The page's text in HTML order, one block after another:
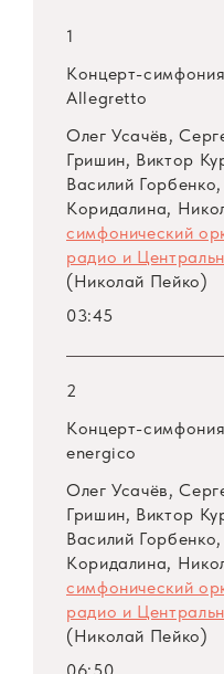
1
Концерт-
Allegretto
Олег Усачёв,
Гришин, Виктор
Василий
Коридалина,
симфонический
радио и
(Николай Пейко)
03:45
2
Концерт-
energico
Олег Усачёв,
Гришин, Виктор
Василий
Коридалина,
симфонический
радио и
(Николай Пейко)